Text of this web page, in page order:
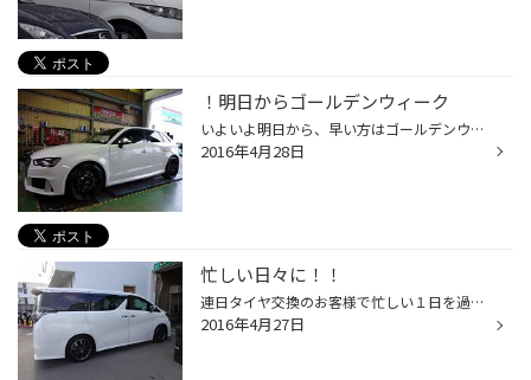
！明日からゴールデンウィーク
いよいよ明日から、早い方はゴールデンウィーク突入ですね、 この時期、休めない自分達は羨ましいです（泣 連休中も当店は元気に営業中ですので、 是非皆様タイヤのご相談をお待ちしておりますね。 そして明日からは「集中得市号外」がスタート！ お得な特典盛りだくさんで、皆様のご来店をお待ちし...
2016年4月28日
忙しい日々に！！
連日タイヤ交換のお客様で忙しい１日を過ごしています。 こちらに赴任して初の繁忙期、足手まといにならないように 頑張っていますよ（笑 本日はタイヤ交換以外の作業が多く特に忙しい１日でした。 写真は３０ヴェルファイヤのお客様にＴＥＩＮ/ＦＬＥＸ-Ａと アクティブＥＤＦＣを取り付けさせて頂...
2016年4月27日